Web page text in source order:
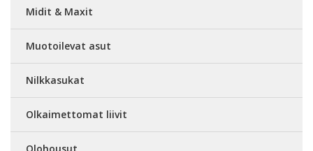
Midit & Maxit
Muotoilevat asut
Nilkkasukat
Olkaimettomat liivit
Olohousut